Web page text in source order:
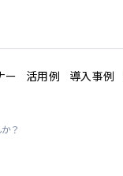
ー 活用例 導入事例
？